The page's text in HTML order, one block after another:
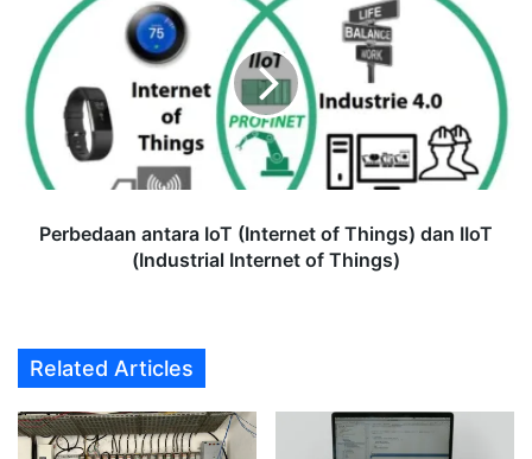
(Internet
of
Things)
dan
IIoT
(Industrial
Perbedaan antara IoT (Internet of Things) dan IIoT
(Industrial Internet of Things)
Related Articles